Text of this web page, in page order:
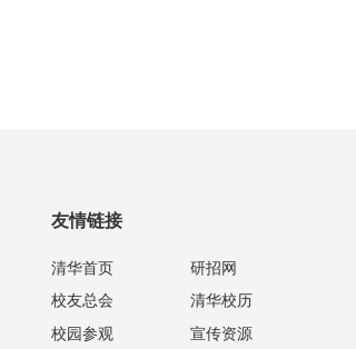
友情链接
清华首页
研招网
校友总会
清华校历
校园参观
宣传资源